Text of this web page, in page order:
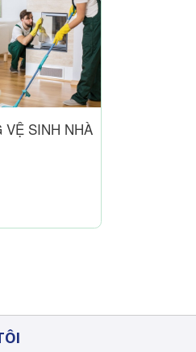
VỆ SINH NHÀ